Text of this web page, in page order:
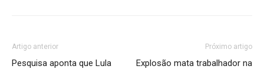
Artigo anterior
Pesquisa aponta que Lula
Próximo artigo
Explosão mata trabalhador na